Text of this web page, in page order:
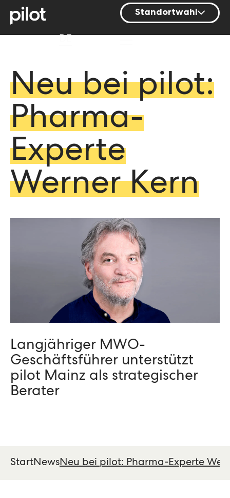
Standortwahl
Berlin
Mainz
München
Neu bei pilot:
Pharma-
Experte
Werner Kern
Langjähriger MWO-
Geschäftsführer unterstützt
pilot Mainz als strategischer
Berater
StartNewsNeu bei pilot: Pharma-Experte